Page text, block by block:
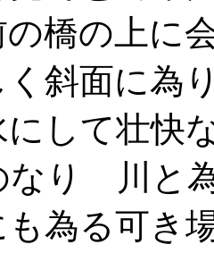
の橋の上に
斜面に為
にして壮快
なり 川と
為る可き